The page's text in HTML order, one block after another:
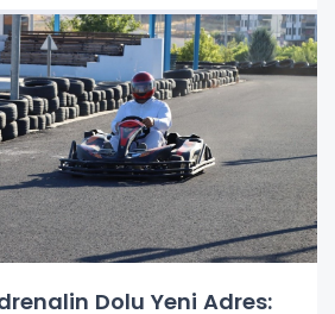
Dolu Yeni Adres: